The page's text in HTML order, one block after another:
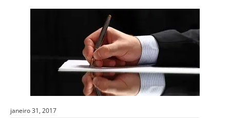
janeiro 31, 2017